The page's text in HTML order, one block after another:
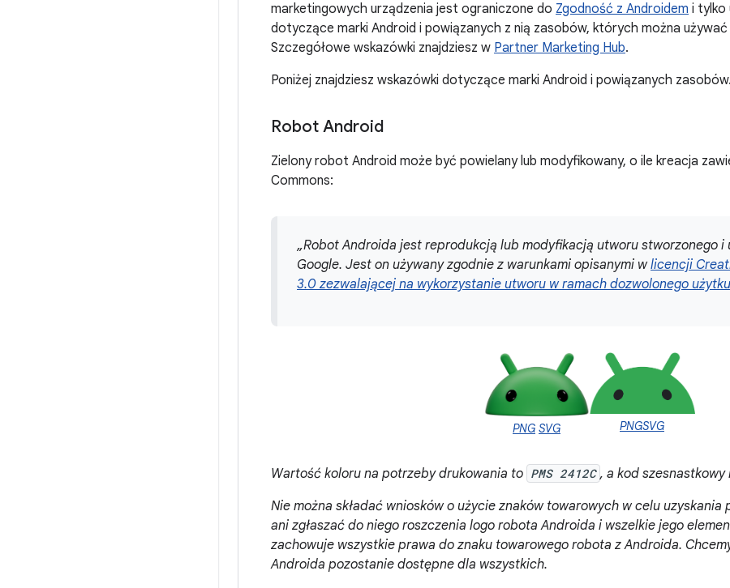
marketingowych urządzenia jest ograniczone do Zgodność z Androidem i tylko
dotyczące marki Android i powiązanych z nią zasobów, których można
Szczegółowe wskazówki znajdziesz w Partner Marketing Hub.
Poniżej znajdziesz wskazówki dotyczące marki Android i powiązanych zasobów.
Robot Android
Zielony robot Android może być powielany lub modyfikowany, o ile kreacja
Commons:
„Robot Androida jest reprodukcją lub modyfikacją utworu stworzonego
Google. Jest on używany zgodnie z warunkami opisanymi wlicencji
3.0 zezwalającej na wykorzystanie utworu w ramach dozwolonego użytku
PNG SVG PNGSVG
Wartość koloru na potrzeby drukowania to PMS 2412C , a kod
Nie można składać wniosków o użycie znaków towarowych w celu
ani zgłaszać do niego roszczenia logo robota Androida i wszelkie jego
zachowuje wszystkie prawa do znaku towarowego robota z Androida.
Androida pozostanie dostępne dla wszystkich.